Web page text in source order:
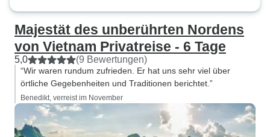
Majestät des unberührten Nordens
von Vietnam Privatreise - 6 Tage
5,0 (9 Bewertungen)
“Wir waren rundum zufrieden. Er hat uns sehr viel über
örtliche Gegebenheiten und Traditionen berichtet.”
Benedikt, verreist im November